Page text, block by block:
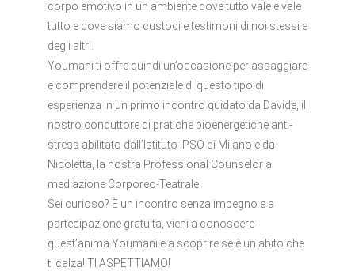
corpo emotivo in un ambiente dove tutto vale e vale
tutto e dove siamo custodi e testimoni di noi stessi e
degli altri.
Youmani ti offre quindi un’occasione per assaggiare
e comprendere il potenziale di questo tipo di
esperienza in un primo incontro guidato da Davide, il
nostro conduttore di pratiche bioenergetiche anti-
stress abilitato dall’Istituto IPSO di Milano e da
Nicoletta, la nostra Professional Counselor a
mediazione Corporeo-Teatrale.
Sei curioso? È un incontro senza impegno e a
partecipazione gratuita, vieni a conoscere
quest’anima Youmani e a scoprire se è un abito che
ti calza! TI ASPETTIAMO!